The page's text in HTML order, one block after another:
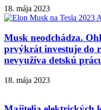
18. mája 2023
Musk neodchádza.
prvýkrát investuje do
nevyužíva detskú
18. mája 2023